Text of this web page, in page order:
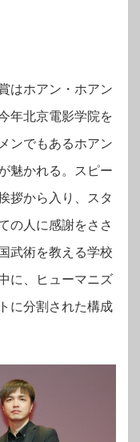
はホアン・ホアン
年北京電影学院を
ンでもあるホアン
魅かれる。スピー
拶から入り、スタ
の人に感謝をささ
武術を教える学校
に、ヒューマニズ
に分割された構成